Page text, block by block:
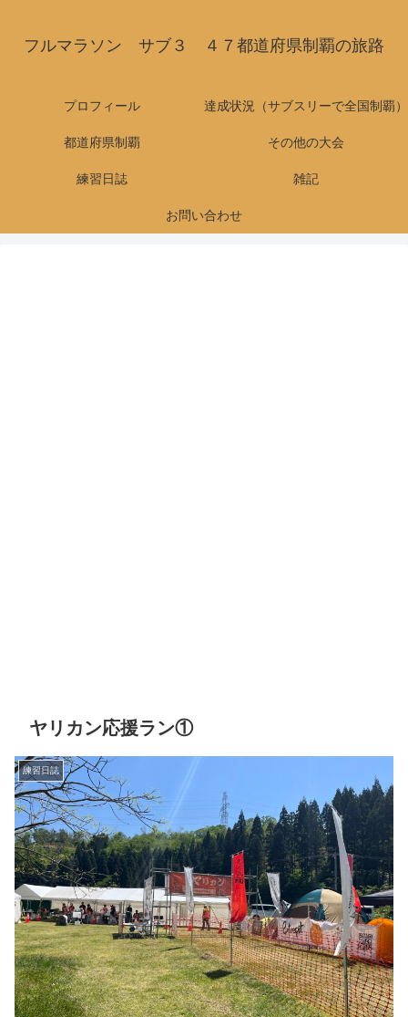
フルマラソン サブ３ ４７都道府県制覇の旅路
プロフィール 達成状況（サブスリーで全国制覇）
都道府県制覇 その他の大会
練習日誌 雑記
お問い合わせ
ヤリカン応援ラン①
練習日誌